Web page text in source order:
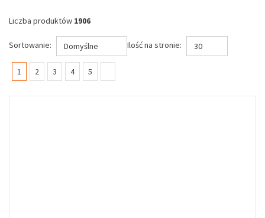
Liczba produktów 1906
Sortowanie: Domyślne Ilość na stronie: 30
1 (current)
2 3 4 5